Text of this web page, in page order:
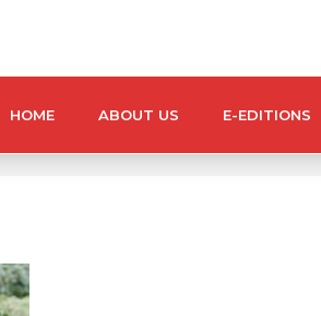
HOME ABOUT US E-EDITIONS